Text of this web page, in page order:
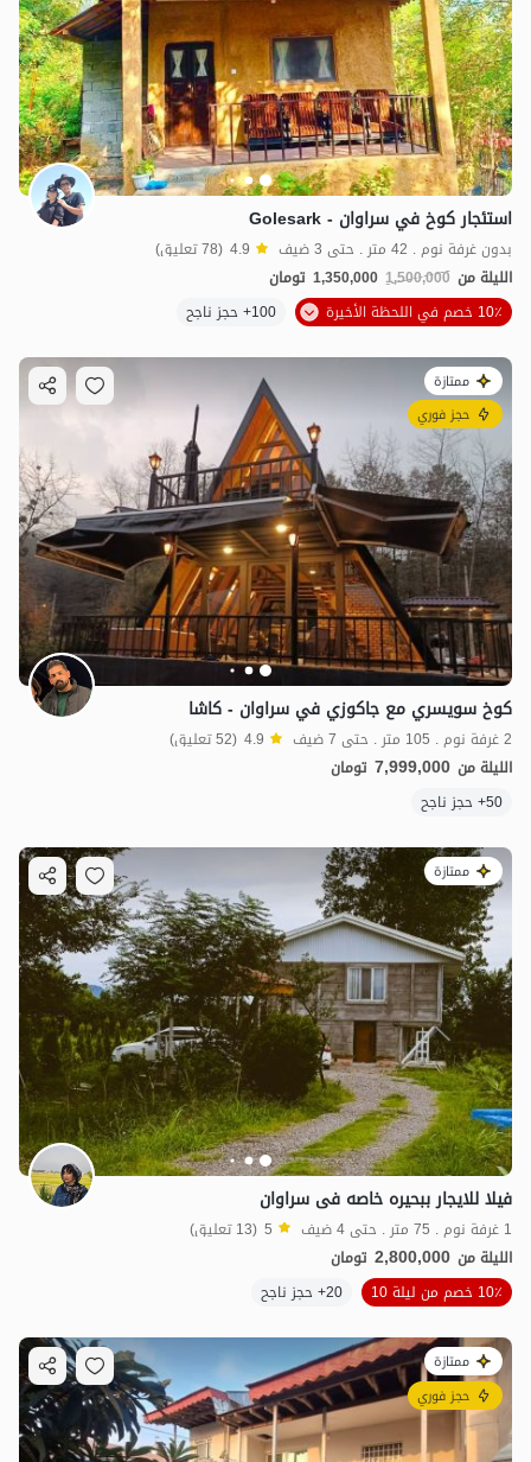
استئجار كوخ في سراوان - Golesark
بدون غرفة نوم . 42 متر . حتى 3 ضيف 4.9 (78 تعليق)
الليلة من 1,500,000
1,350,000 تومان
10٪ خصم في اللحظة الأخيرة
100+ حجز ناجح
ممتازة
حجز فوري
كوخ سويسري مع جاكوزي في سراوان - كاشا
2 غرفة نوم . 105 متر . حتى 7 ضيف 4.9 (52 تعليق)
الليلة من 7,999,000 تومان
50+ حجز ناجح
ممتازة
فیلا للایجار ببحیره خاصه فی سراوان
1 غرفة نوم . 75 متر . حتى 4 ضيف 5 (13 تعليق)
الليلة من 2,800,000 تومان
10٪ خصم من ليلة 10
20+ حجز ناجح
ممتازة
حجز فوري